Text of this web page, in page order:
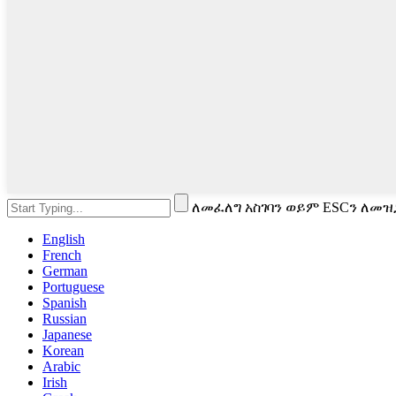
ለመፈለግ አስገባን ወይም ESCን
English
French
German
Portuguese
Spanish
Russian
Japanese
Korean
Arabic
Irish